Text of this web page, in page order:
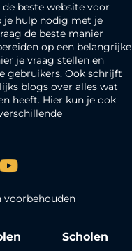
de beste website voor
je hulp nodig met je
de beste manier
op een belangrijke
je vraag stellen en
gebruikers. Ook schrijft
blogs over alles wat
heeft. Hier kun je ook
voorbehouden
Scholen